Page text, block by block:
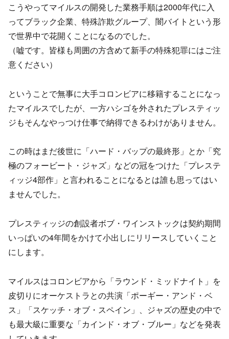
こうやってマイルスの開発した業務手順は2000年代に入
ってブラック企業、特殊詐欺グループ、闇バイトという形
で世界中で花開くことになるのでした。
（嘘です。皆様も周囲の方含めて新手の特殊犯罪にはご注
意ください）
ということで無事に大手コロンビアに移籍することになっ
たマイルスでしたが、一方ハシゴを外されたプレスティッ
ジもそんなやっつけ仕事で納得できるわけがありません。
この時はまだ後世に「ハード・バップの最終形」とか「究
極のフォービート・ジャズ」などの冠をつけた「プレステ
ィッジ4部作」と言われることになるとは誰も思ってはい
ませんでした。
プレスティッジの創設者ボブ・ワインストックは契約期間
いっぱいの4年間をかけて小出しにリリースしていくこと
にします。
マイルスはコロンビアから「ラウンド・ミッドナイト」を
皮切りにオーケストラとの共演「ポーギー・アンド・ベ
ス」「スケッチ・オブ・スペイン」、ジャズの歴史の中で
も最大級に重要な「カインド・オブ・ブルー」などを発表